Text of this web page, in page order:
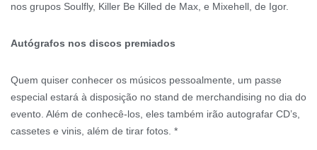
nos grupos Soulfly, Killer Be Killed de Max, e Mixehell, de Igor.
Autógrafos nos discos premiados
Quem quiser conhecer os músicos pessoalmente, um passe
especial estará à disposição no stand de merchandising no dia do
evento. Além de conhecê-los, eles também irão autografar CD’s,
cassetes e vinis, além de tirar fotos. *